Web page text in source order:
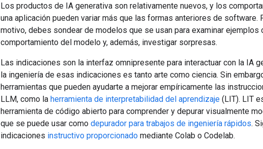
Los productos de IA generativa son relativamente nuevos, y los
una aplicación pueden variar más que las formas anteriores de software.
motivo, debes sondear de modelos que se usan para examinar ejemplos
comportamiento del modelo y, además, investigar sorpresas.
Las indicaciones son la interfaz omnipresente para interactuar con la IA
la ingeniería de esas indicaciones es tanto arte como ciencia. Sin
herramientas que pueden ayudarte a mejorar empíricamente las
LLM, como la herramienta de interpretabilidad del aprendizaje (LIT). LIT
herramienta de código abierto para comprender y depurar visualmente
que se puede usar como depurador para trabajos de ingeniería rápidos.
indicaciones instructivo proporcionado mediante Colab o Codelab.